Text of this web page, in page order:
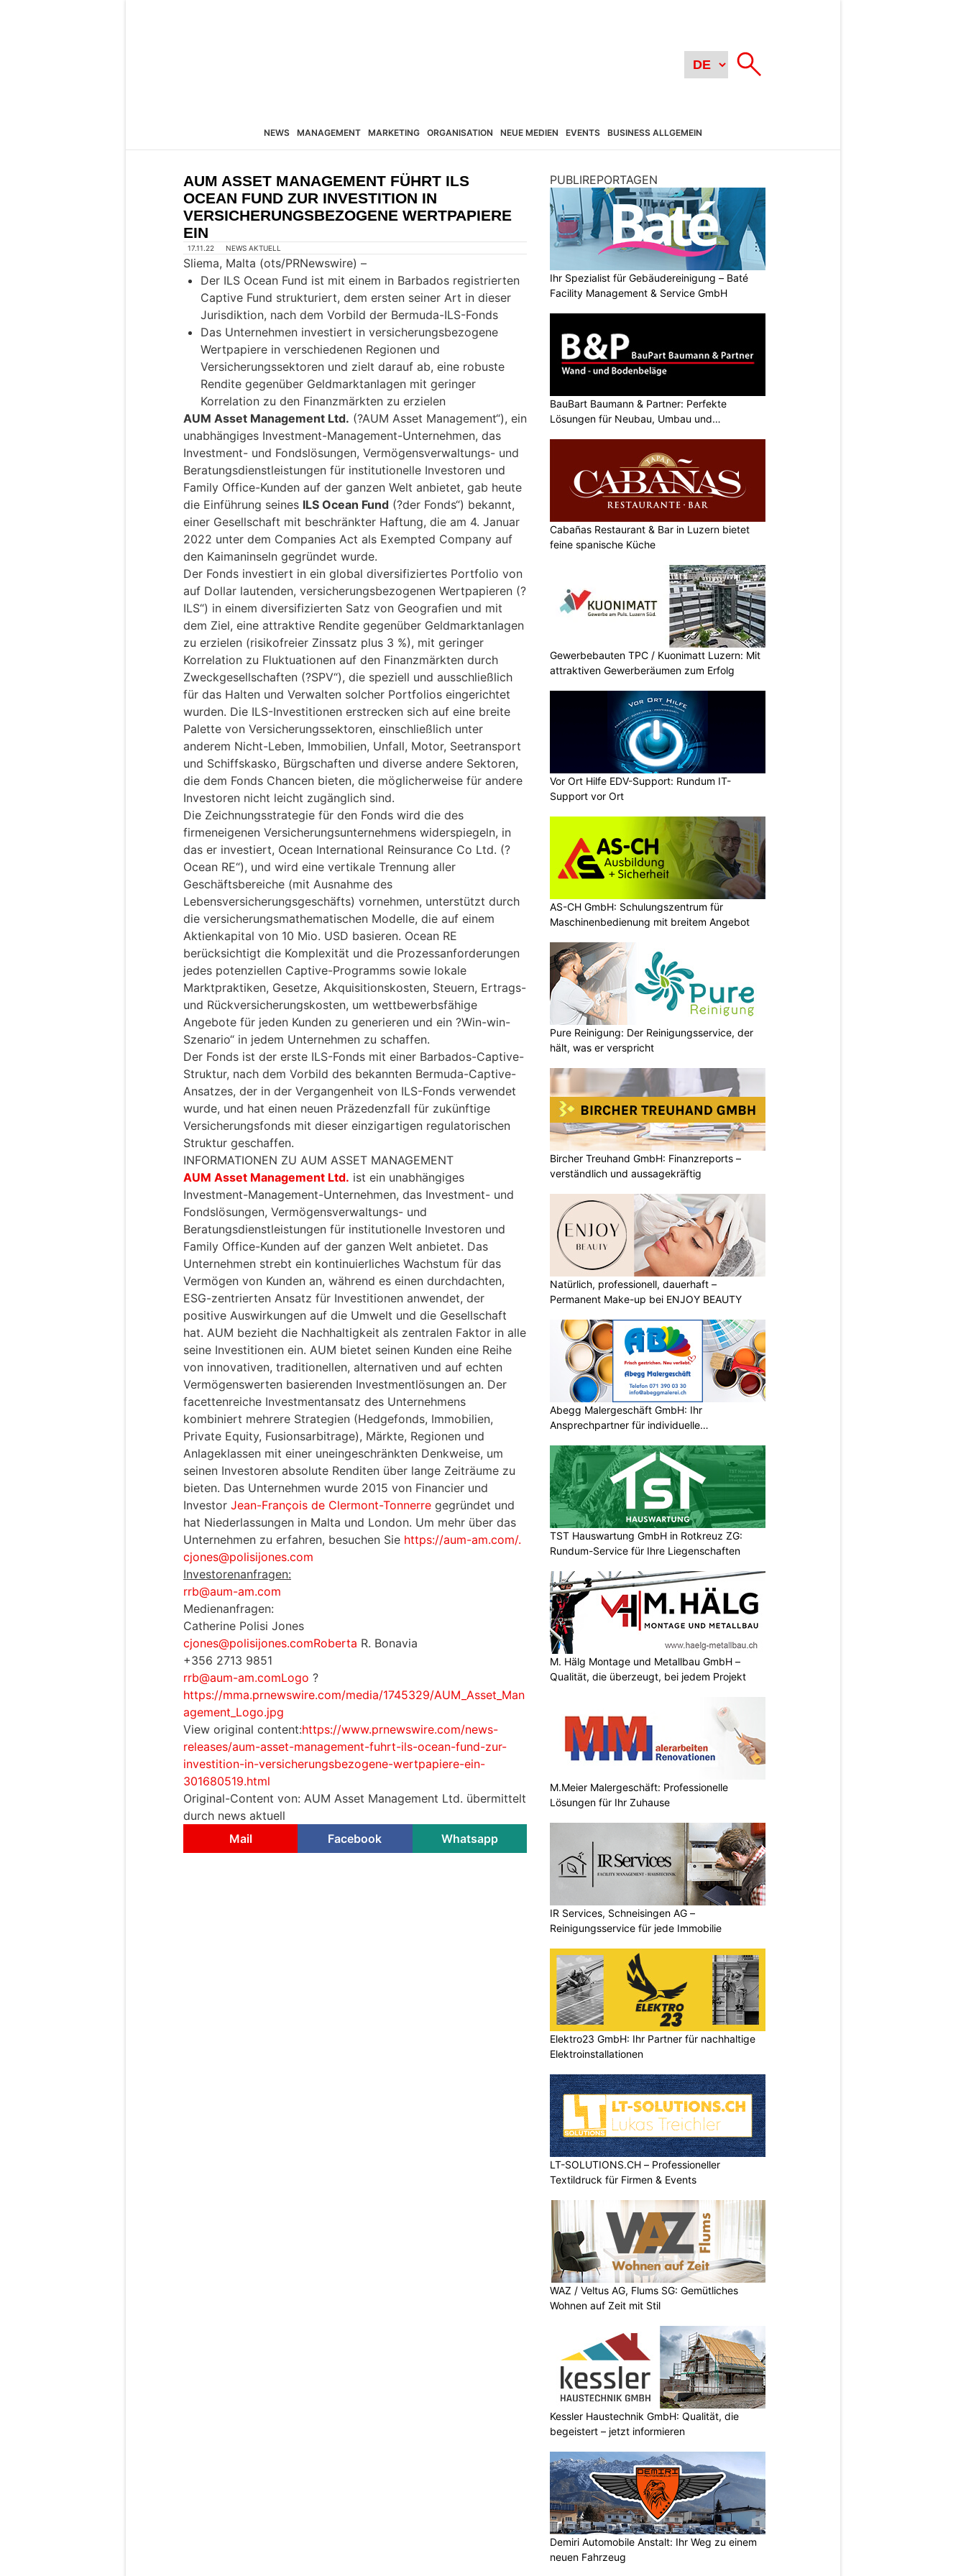
NEWS MANAGEMENT MARKETING ORGANISATION NEUE MEDIEN EVENTS BUSINESS ALLGEMEIN
AUM ASSET MANAGEMENT FÜHRT ILS
OCEAN FUND ZUR INVESTITION IN
VERSICHERUNGSBEZOGENE WERTPAPIERE
EIN
17.11.22 NEWS AKTUELL
Sliema, Malta (ots/PRNewswire) –
Der ILS Ocean Fund ist mit einem in Barbados registrierten
Captive Fund strukturiert, dem ersten seiner Art in dieser
Jurisdiktion, nach dem Vorbild der Bermuda-ILS-Fonds
Das Unternehmen investiert in versicherungsbezogene
Wertpapiere in verschiedenen Regionen und
Versicherungssektoren und zielt darauf ab, eine robuste
Rendite gegenüber Geldmarktanlagen mit geringer
Korrelation zu den Finanzmärkten zu erzielen
AUM Asset Management Ltd. (?AUM Asset Management“), ein
unabhängiges Investment-Management-Unternehmen, das
Investment- und Fondslösungen, Vermögensverwaltungs- und
Beratungsdienstleistungen für institutionelle Investoren und
Family Office-Kunden auf der ganzen Welt anbietet, gab heute
die Einführung seines ILS Ocean Fund (?der Fonds“) bekannt,
einer Gesellschaft mit beschränkter Haftung, die am 4. Januar
2022 unter dem Companies Act als Exempted Company auf
den Kaimaninseln gegründet wurde.
Der Fonds investiert in ein global diversifiziertes Portfolio von
auf Dollar lautenden, versicherungsbezogenen Wertpapieren (?
ILS“) in einem diversifizierten Satz von Geografien und mit
dem Ziel, eine attraktive Rendite gegenüber Geldmarktanlagen
zu erzielen (risikofreier Zinssatz plus 3 %), mit geringer
Korrelation zu Fluktuationen auf den Finanzmärkten durch
Zweckgesellschaften (?SPV“), die speziell und ausschließlich
für das Halten und Verwalten solcher Portfolios eingerichtet
wurden. Die ILS-Investitionen erstrecken sich auf eine breite
Palette von Versicherungssektoren, einschließlich unter
anderem Nicht-Leben, Immobilien, Unfall, Motor, Seetransport
und Schiffskasko, Bürgschaften und diverse andere Sektoren,
die dem Fonds Chancen bieten, die möglicherweise für andere
Investoren nicht leicht zugänglich sind.
Die Zeichnungsstrategie für den Fonds wird die des
firmeneigenen Versicherungsunternehmens widerspiegeln, in
das er investiert, Ocean International Reinsurance Co Ltd. (?
Ocean RE“), und wird eine vertikale Trennung aller
Geschäftsbereiche (mit Ausnahme des
Lebensversicherungsgeschäfts) vornehmen, unterstützt durch
die versicherungsmathematischen Modelle, die auf einem
Aktienkapital von 10 Mio. USD basieren. Ocean RE
berücksichtigt die Komplexität und die Prozessanforderungen
jedes potenziellen Captive-Programms sowie lokale
Marktpraktiken, Gesetze, Akquisitionskosten, Steuern, Ertrags-
und Rückversicherungskosten, um wettbewerbsfähige
Angebote für jeden Kunden zu generieren und ein ?Win-win-
Szenario“ in jedem Unternehmen zu schaffen.
Der Fonds ist der erste ILS-Fonds mit einer Barbados-Captive-
Struktur, nach dem Vorbild des bekannten Bermuda-Captive-
Ansatzes, der in der Vergangenheit von ILS-Fonds verwendet
wurde, und hat einen neuen Präzedenzfall für zukünftige
Versicherungsfonds mit dieser einzigartigen regulatorischen
Struktur geschaffen.
INFORMATIONEN ZU AUM ASSET MANAGEMENT
AUM Asset Management Ltd. ist ein unabhängiges
Investment-Management-Unternehmen, das Investment- und
Fondslösungen, Vermögensverwaltungs- und
Beratungsdienstleistungen für institutionelle Investoren und
Family Office-Kunden auf der ganzen Welt anbietet. Das
Unternehmen strebt ein kontinuierliches Wachstum für das
Vermögen von Kunden an, während es einen durchdachten,
ESG-zentrierten Ansatz für Investitionen anwendet, der
positive Auswirkungen auf die Umwelt und die Gesellschaft
hat. AUM bezieht die Nachhaltigkeit als zentralen Faktor in alle
seine Investitionen ein. AUM bietet seinen Kunden eine Reihe
von innovativen, traditionellen, alternativen und auf echten
Vermögenswerten basierenden Investmentlösungen an. Der
facettenreiche Investmentansatz des Unternehmens
kombiniert mehrere Strategien (Hedgefonds, Immobilien,
Private Equity, Fusionsarbitrage), Märkte, Regionen und
Anlageklassen mit einer uneingeschränkten Denkweise, um
seinen Investoren absolute Renditen über lange Zeiträume zu
bieten. Das Unternehmen wurde 2015 von Financier und
Investor Jean-François de Clermont-Tonnerre gegründet und
hat Niederlassungen in Malta und London. Um mehr über das
Unternehmen zu erfahren, besuchen Sie https://aum-am.com/.
cjones@polisijones.com
Investorenanfragen:
rrb@aum-am.com
Medienanfragen:
Catherine Polisi Jones
cjones@polisijones.comRoberta R. Bonavia
+356 2713 9851
rrb@aum-am.comLogo ?
https://mma.prnewswire.com/media/1745329/AUM_Asset_Man
agement_Logo.jpg
View original content:https://www.prnewswire.com/news-
releases/aum-asset-management-fuhrt-ils-ocean-fund-zur-
investition-in-versicherungsbezogene-wertpapiere-ein-
301680519.html
Original-Content von: AUM Asset Management Ltd. übermittelt
durch news aktuell
Mail
Facebook Whatsapp
PUBLIREPORTAGEN
Ihr Spezialist für Gebäudereinigung – Baté
Facility Management & Service GmbH
BauBart Baumann & Partner: Perfekte
Lösungen für Neubau, Umbau und
Cabañas Restaurant & Bar in Luzern bietet
feine spanische Küche
Gewerbebauten TPC / Kuonimatt Luzern: Mit
attraktiven Gewerberäumen zum Erfolg
Vor Ort Hilfe EDV-Support: Rundum IT-
Support vor Ort
AS-CH GmbH: Schulungszentrum für
Maschinenbedienung mit breitem Angebot
Pure Reinigung: Der Reinigungsservice, der
hält, was er verspricht
Bircher Treuhand GmbH: Finanzreports –
verständlich und aussagekräftig
Natürlich, professionell, dauerhaft –
Permanent Make-up bei ENJOY BEAUTY
Abegg Malergeschäft GmbH: Ihr
Ansprechpartner für individuelle
TST Hauswartung GmbH in Rotkreuz ZG:
Rundum-Service für Ihre Liegenschaften
M. Hälg Montage und Metallbau GmbH –
Qualität, die überzeugt, bei jedem Projekt
M.Meier Malergeschäft: Professionelle
Lösungen für Ihr Zuhause
IR Services, Schneisingen AG –
Reinigungsservice für jede Immobilie
Elektro23 GmbH: Ihr Partner für nachhaltige
Elektroinstallationen
LT-SOLUTIONS.CH – Professioneller
Textildruck für Firmen & Events
WAZ / Veltus AG, Flums SG: Gemütliches
Wohnen auf Zeit mit Stil
Kessler Haustechnik GmbH: Qualität, die
begeistert – jetzt informieren
Demiri Automobile Anstalt: Ihr Weg zu einem
neuen Fahrzeug